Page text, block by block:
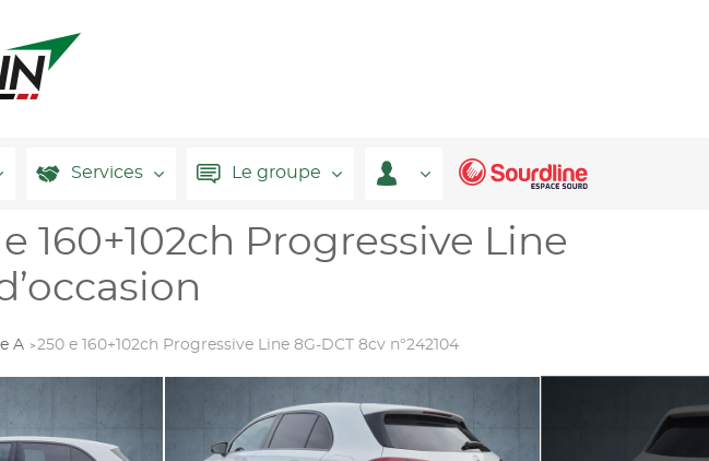
Services Le groupe
160+102ch Progressive Line
A 250 e 160+102ch Progressive Line 8G-DCT 8cv n°242104